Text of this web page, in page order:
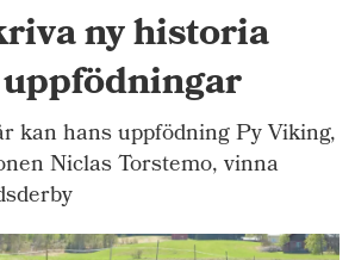
ny historia
kan hans uppfödning Py Viking,
Niclas Torstemo, vinna